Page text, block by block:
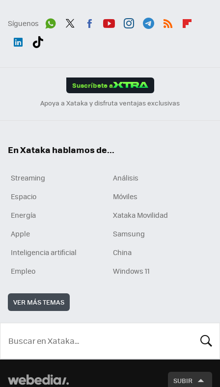
Síguenos
Suscríbete a
Apoya a Xataka y disfruta ventajas exclusivas
En Xataka hablamos de...
Streaming
Análisis
Espacio
Móviles
Energía
Xataka Movilidad
Apple
Samsung
Inteligencia artificial
China
Empleo
Windows 11
VER MÁS TEMAS
SUBIR